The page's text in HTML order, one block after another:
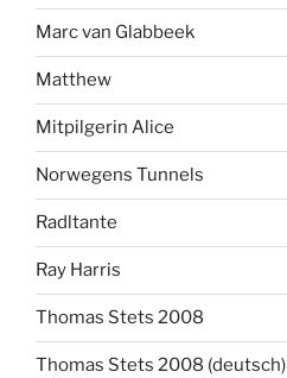
Marc van Glabbeek
Matthew
Mitpilgerin Alice
Norwegens Tunnels
Radltante
Ray Harris
Thomas Stets 2008
Thomas Stets 2008 (deutsch)